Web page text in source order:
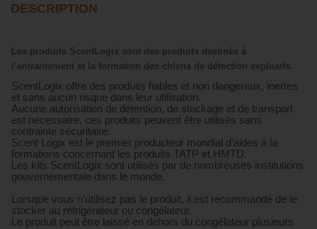
DESCRIPTION
Les produits ScentLogix sont des produits destinés à
l’entrainement et la formation des chiens de détection explosifs.
ScentLogix offre des produits fiables et non dangereux, inertes
et sans aucun risque dans leur utilisation.
Aucune autorisation de détention, de stockage et de transport
est nécessaire, ces produits peuvent être utilisés sans
contrainte sécuritaire.
Scent Logix est le premier producteur mondial d’aides à la
formations concernant les produits TATP et HMTD.
Les kits ScentLogix sont utilisés par de nombreuses institutions
gouvernementale dans le monde.
Lorsque vous n’utilisez pas le produit, il est recommandé de le
stocker au réfrigérateur ou congélateur.
Le produit peut être laissé en dehors du congélateur plusieurs